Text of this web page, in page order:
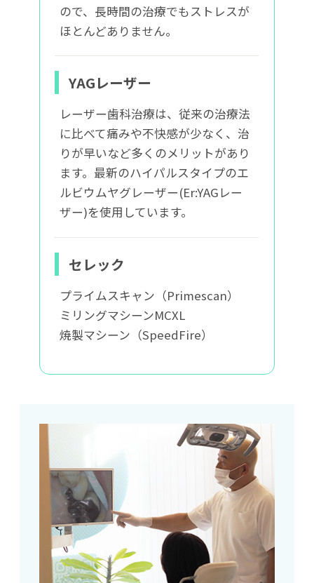
ので、長時間の治療でもストレスが
ほとんどありません。
YAGレーザー
レーザー歯科治療は、従来の治療法
に比べて痛みや不快感が少なく、治
りが早いなど多くのメリットがあり
ます。最新のハイパルスタイプのエ
ルビウムヤグレーザー(Er:YAGレー
ザー)を使用しています。
セレック
プライムスキャン（Primescan）
ミリングマシーンMCXL
焼製マシーン（SpeedFire）